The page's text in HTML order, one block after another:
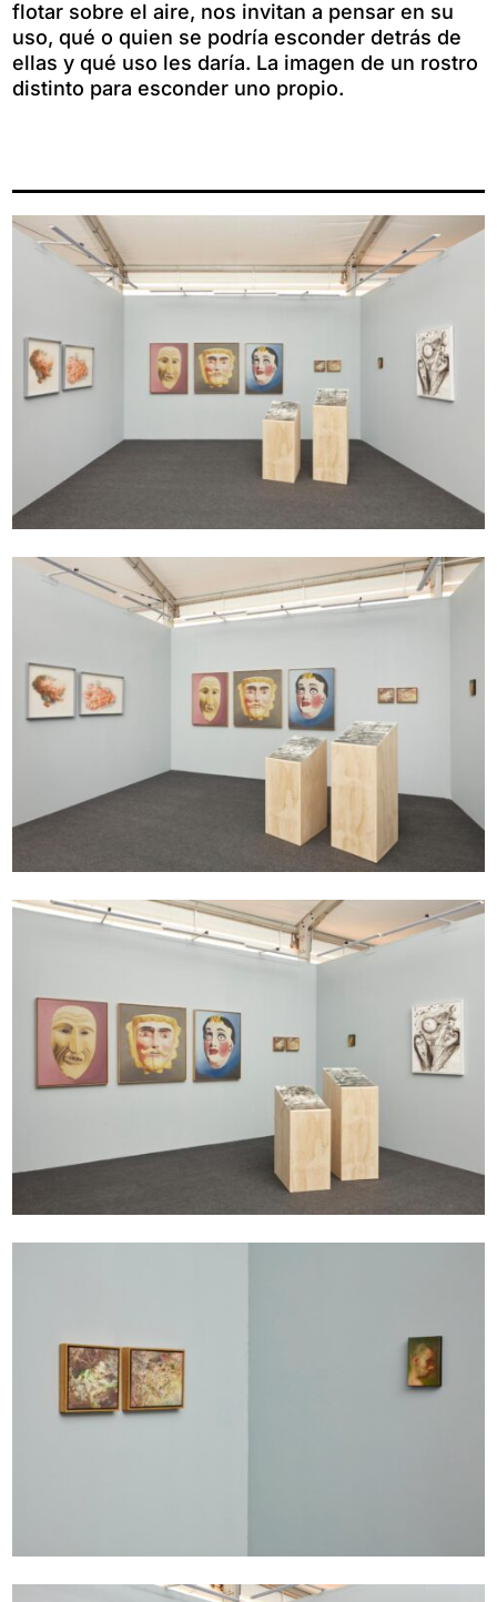
flotar sobre el aire, nos invitan a pensar en su
uso, qué o quien se podría esconder detrás de
ellas y qué uso les daría. La imagen de un rostro
distinto para esconder uno propio.